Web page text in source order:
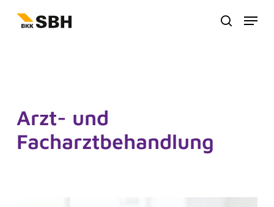
Hauptinhalt
suche
Menu
Arzt- und
Facharztbehandlung